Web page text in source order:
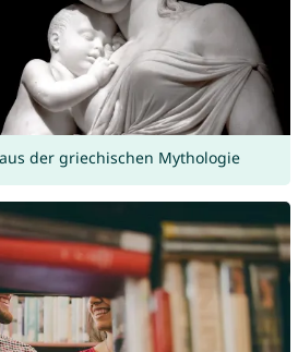
der griechischen Mythologie